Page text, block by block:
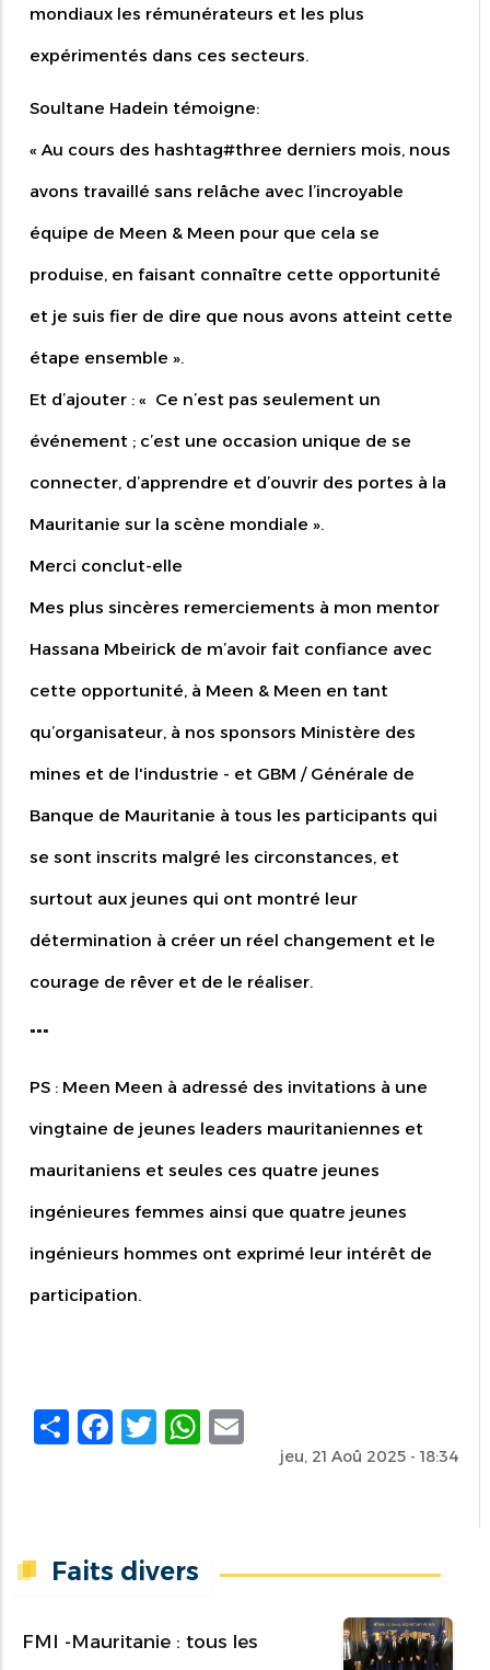
mondiaux les rémunérateurs et les plus
expérimentés dans ces secteurs.
Soultane Hadein témoigne:
« Au cours des hashtag#three derniers mois, nous
avons travaillé sans relâche avec l’incroyable
équipe de Meen & Meen pour que cela se
produise, en faisant connaître cette opportunité
et je suis fier de dire que nous avons atteint cette
étape ensemble ».
Et d’ajouter : « Ce n’est pas seulement un
événement ; c’est une occasion unique de se
connecter, d’apprendre et d’ouvrir des portes à la
Mauritanie sur la scène mondiale ».
Merci conclut-elle
Mes plus sincères remerciements à mon mentor
Hassana Mbeirick de m’avoir fait confiance avec
cette opportunité, à Meen & Meen en tant
qu’organisateur, à nos sponsors Ministère des
mines et de l'industrie - et GBM / Générale de
Banque de Mauritanie à tous les participants qui
se sont inscrits malgré les circonstances, et
surtout aux jeunes qui ont montré leur
détermination à créer un réel changement et le
courage de rêver et de le réaliser.
"""
PS : Meen Meen à adressé des invitations à une
vingtaine de jeunes leaders mauritaniennes et
mauritaniens et seules ces quatre jeunes
ingénieures femmes ainsi que quatre jeunes
ingénieurs hommes ont exprimé leur intérêt de
participation.
ShareFacebook
Twitter
WhatsApp
jeu, 21 Aoû 2025 - 18:34
Faits divers
FMI -Mauritanie : tous les